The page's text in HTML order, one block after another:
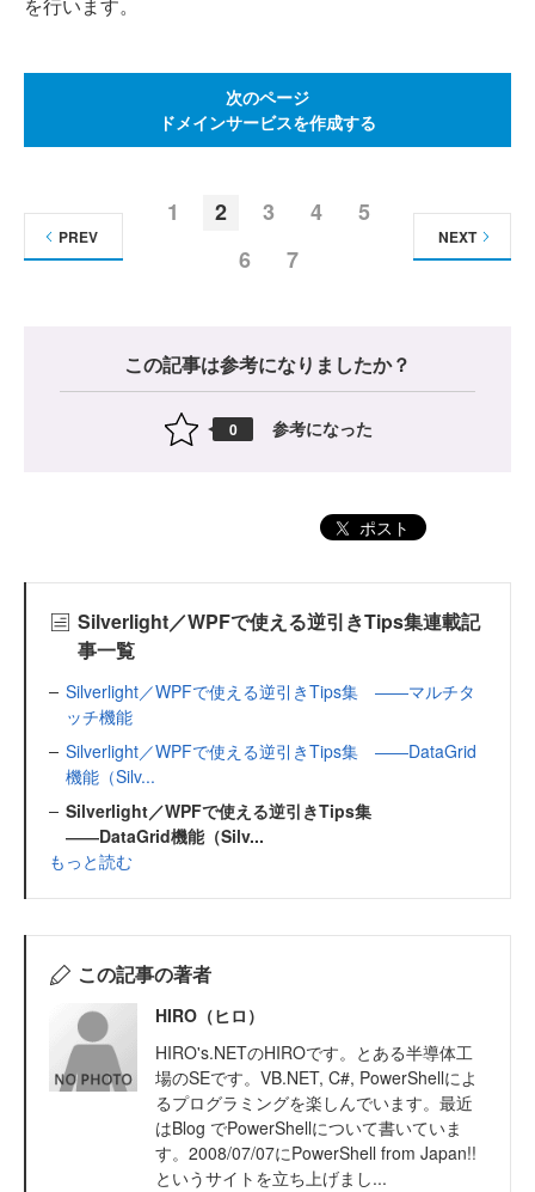
次のページ
ドメインサービスを作成する
1 2 3 4
5
6
7
PREV NEXT
この記事は参考になりましたか？
0 参考になった
ポスト
Silverlight／WPFで使える逆引きTips集連載記
事一覧
Silverlight／WPFで使える逆引きTips集 ――マルチタ
ッチ機能
Silverlight／WPFで使える逆引きTips集 ――DataGrid
機能（Silv...
Silverlight／WPFで使える逆引きTips集
――DataGrid機能（Silv...
もっと読む
この記事の著者
HIRO（ヒロ）
HIRO's.NETのHIROです。とある半導体工
場のSEです。VB.NET, C#, PowerShellによ
るプログラミングを楽しんでいます。最近
はBlog でPowerShellについて書いていま
す。2008/07/07にPowerShell from Japan!!
というサイトを立ち上げまし...